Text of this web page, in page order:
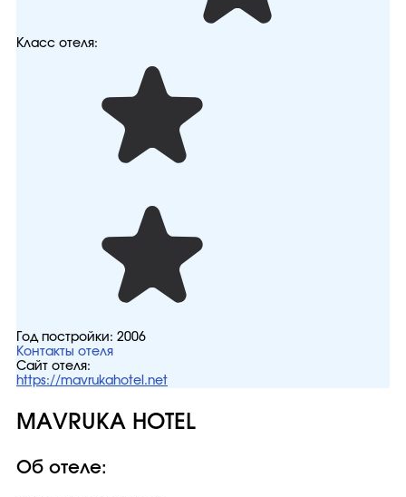
Класс отеля:
Год постройки: 2006
Контакты отеля
Сайт отеля:
https://mavrukahotel.net
MAVRUKA HOTEL
Об отеле: